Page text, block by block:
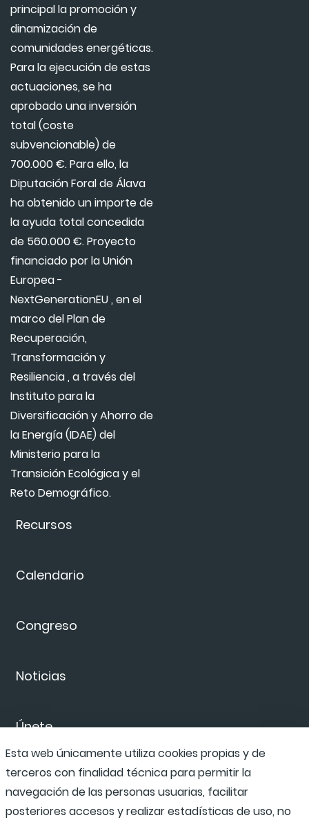
Recursos
Calendario
Congreso
Noticias
Únete
Pide cita
principal la promoción y
dinamización de
comunidades energéticas.
Para la ejecución de estas
actuaciones, se ha
aprobado una inversión
total (coste
subvencionable) de
700.000 €. Para ello, la
Diputación Foral de Álava
ha obtenido un importe de
la ayuda total concedida
de 560.000 €. Proyecto
financiado por la Unión
Europea -
NextGenerationEU , en el
marco del Plan de
Recuperación,
Transformación y
Resiliencia , a través del
Instituto para la
Diversificación y Ahorro de
la Energía (IDAE) del
Ministerio para la
Transición Ecológica y el
Reto Demográfico.
Esta web únicamente utiliza cookies propias y de
terceros con finalidad técnica para permitir la
navegación de las personas usuarias, facilitar
posteriores accesos y realizar estadísticas de uso, no